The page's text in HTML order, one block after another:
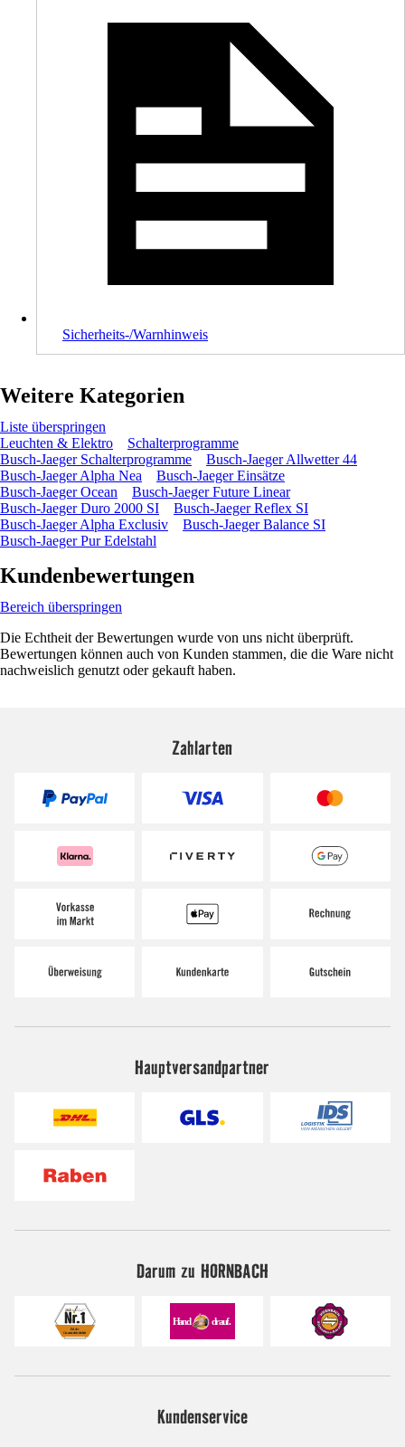
Sicherheits-/Warnhinweis
Weitere Kategorien
Liste überspringen
Leuchten & Elektro
Schalterprogramme
Busch-Jaeger Schalterprogramme
Busch-Jaeger Allwetter 44
Busch-Jaeger Alpha Nea
Busch-Jaeger Einsätze
Busch-Jaeger Ocean
Busch-Jaeger Future Linear
Busch-Jaeger Duro 2000 SI
Busch-Jaeger Reflex SI
Busch-Jaeger Alpha Exclusiv
Busch-Jaeger Balance SI
Busch-Jaeger Pur Edelstahl
Kundenbewertungen
Bereich überspringen
Die Echtheit der Bewertungen wurde von uns nicht überprüft.
Bewertungen können auch von Kunden stammen, die die Ware nicht
nachweislich genutzt oder gekauft haben.
Zahlarten
Hauptversandpartner
Darum zu HORNBACH
Kundenservice